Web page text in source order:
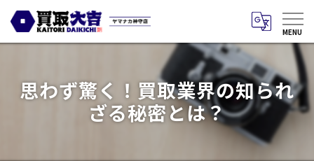
思わず驚く！買取業界の知られ
ざる秘密とは？